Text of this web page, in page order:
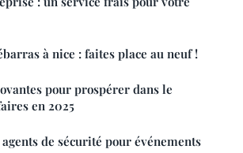
à nice : faites place au neuf !
pour prospérer dans le
en 2025
de sécurité pour événements